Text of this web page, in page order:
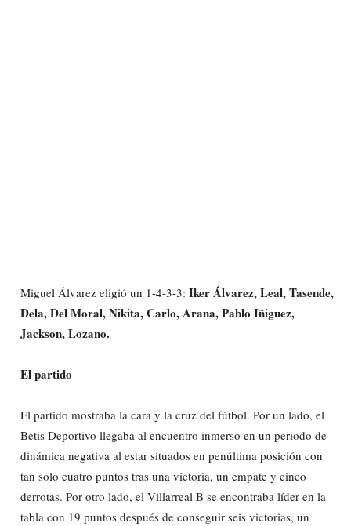
Miguel Álvarez eligió un 1-4-3-3: Iker Álvarez, Leal, Tasende,
Dela, Del Moral, Nikita, Carlo, Arana, Pablo Iñiguez,
Jackson, Lozano.
El partido
El partido mostraba la cara y la cruz del fútbol. Por un lado, el
Betis Deportivo llegaba al encuentro inmerso en un periodo de
dinámica negativa al estar situados en penúltima posición con
tan solo cuatro puntos tras una victoria, un empate y cinco
derrotas. Por otro lado, el Villarreal B se encontraba líder en la
tabla con 19 puntos después de conseguir seis victorias, un